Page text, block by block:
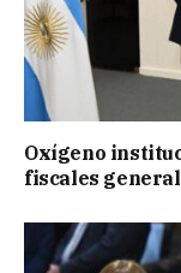
Oxígeno
fiscales